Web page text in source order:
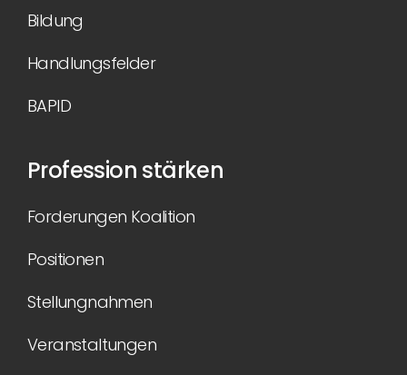
Bildung
Handlungsfelder
BAPID
Profession stärken
Forderungen Koalition
Positionen
Stellungnahmen
Veranstaltungen